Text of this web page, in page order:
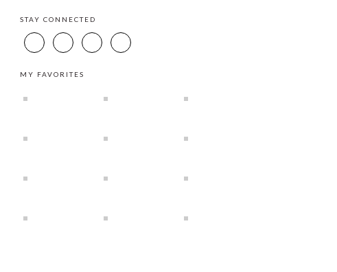
STAY CONNECTED
MY FAVORITES